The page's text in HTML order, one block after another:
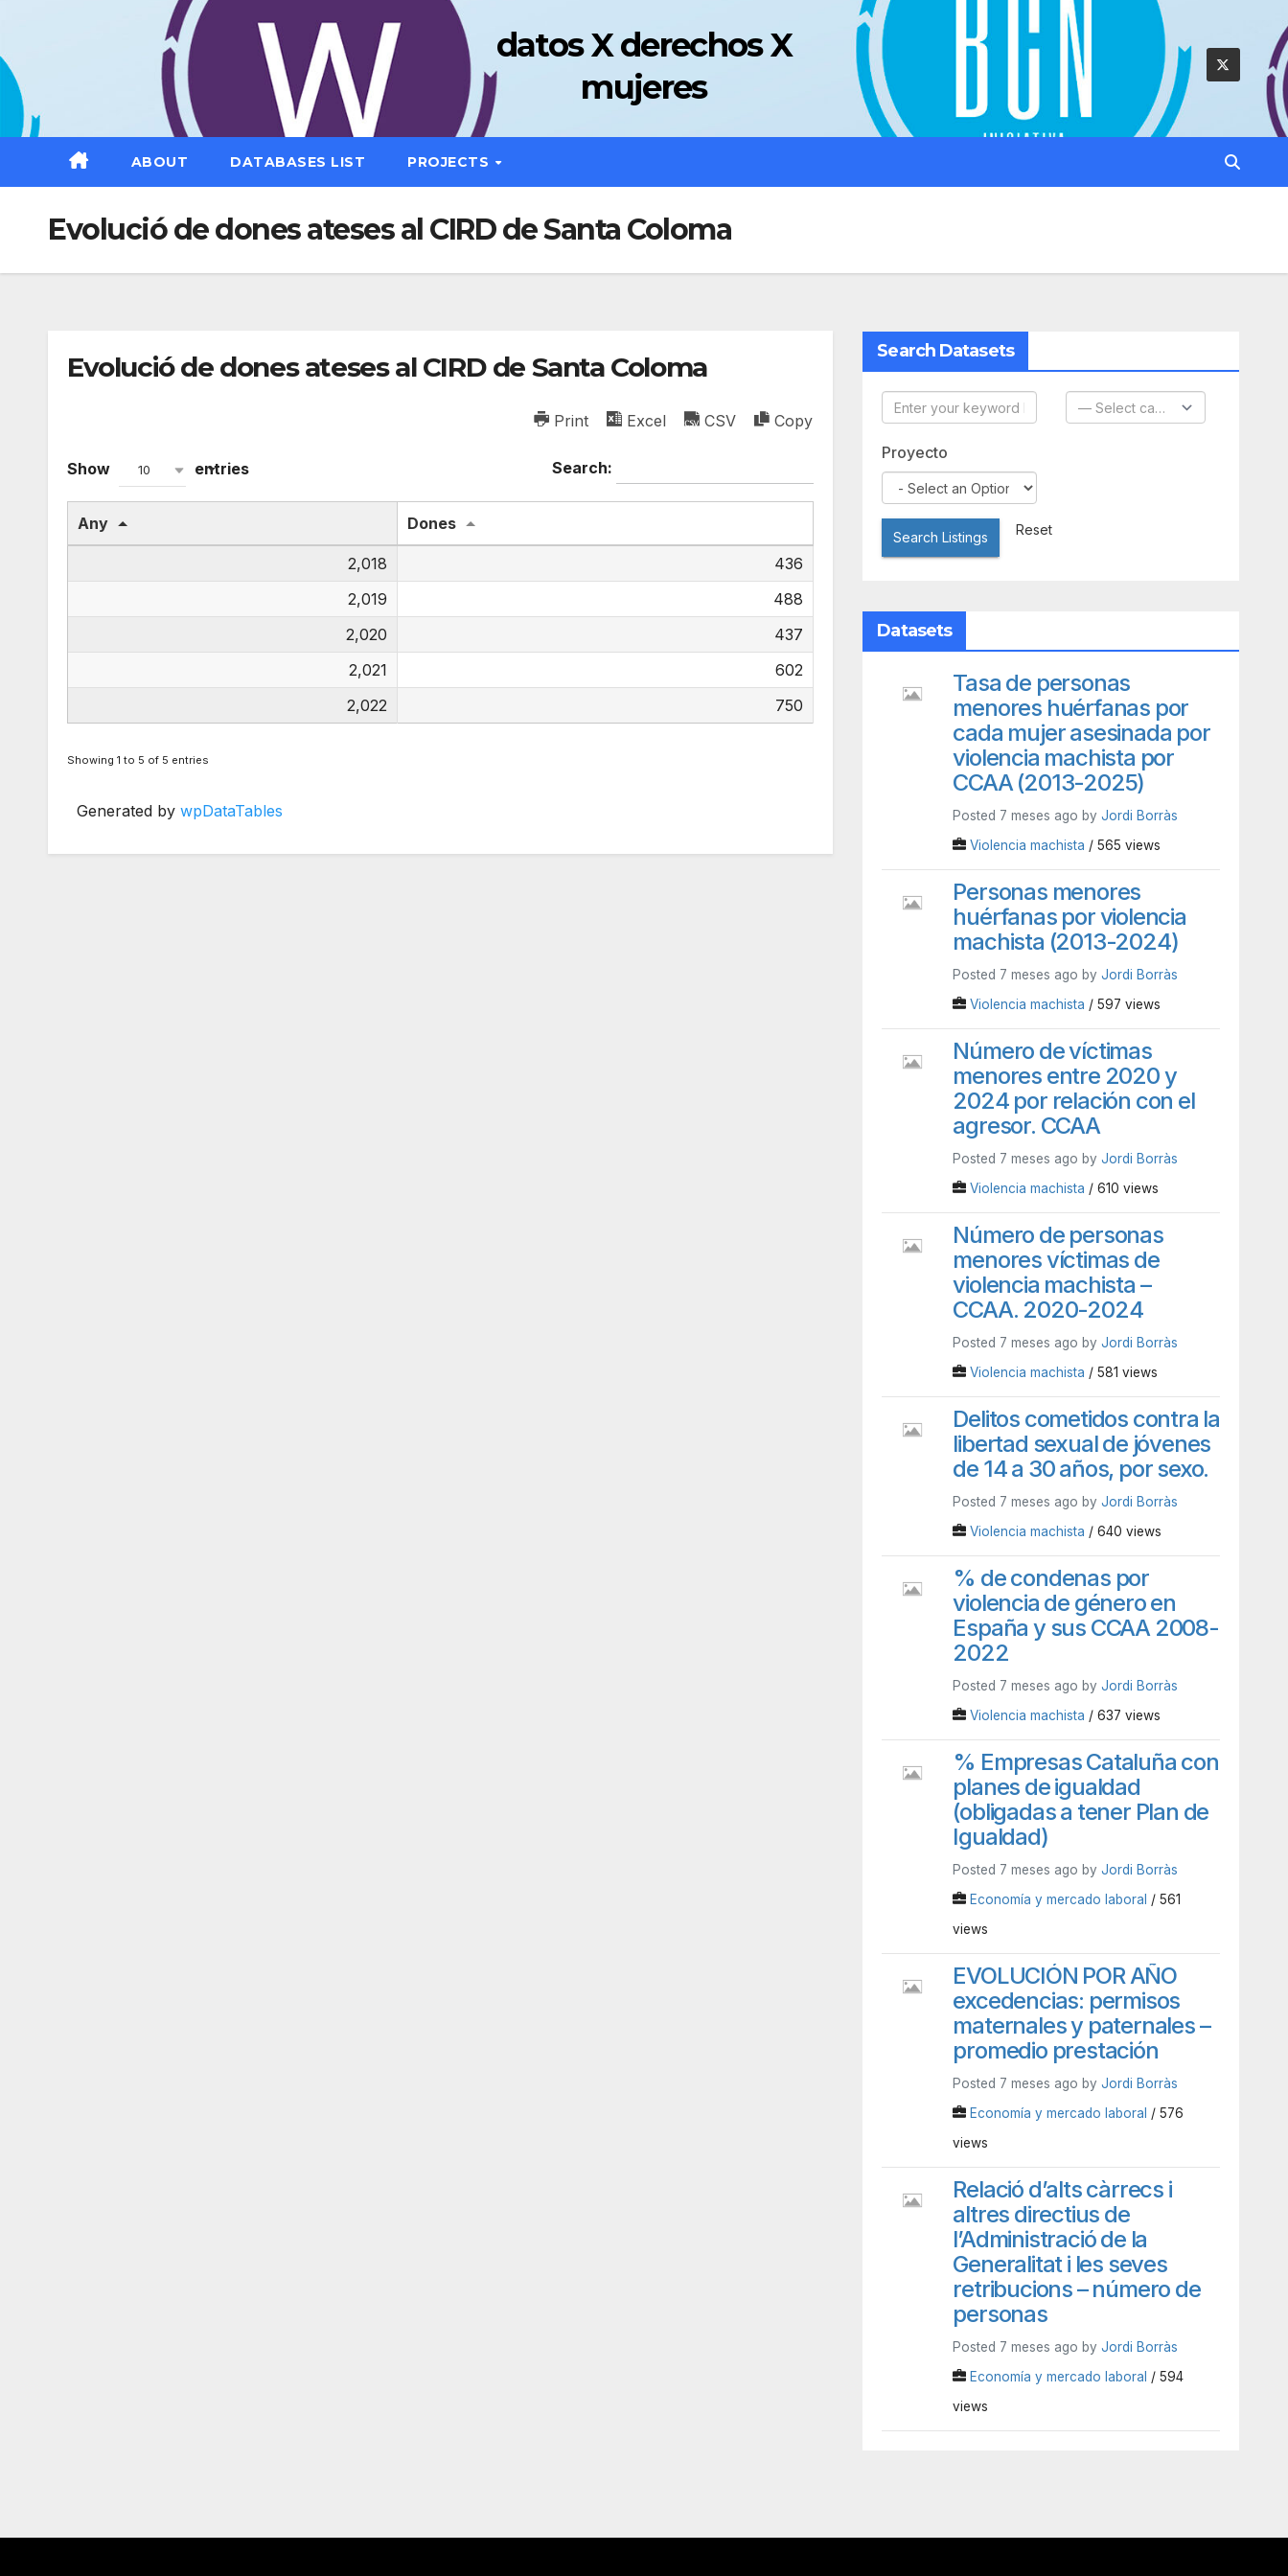
contenido
datos X derechos X
mujeres
ABOUT DATABASES LIST PROJECTS
Evolució de dones ateses al CIRD de Santa Coloma
Evolució de dones ateses al CIRD de Santa Coloma
Print Excel CSV Copy
Show 10 entries Search:
Any Dones
2,018
436
2,019
488
2,020
437
2,021
602
2,022
750
Showing 1 to 5 of 5 entries
Generated by wpDataTables
Search Datasets
Proyecto
Search Listings Reset
Datasets
Tasa de personas
menores huérfanas por
cada mujer asesinada por
violencia machista por
CCAA (2013-2025)
Posted 7 meses ago byJordi Borràs
Violencia machista / 565 views
Personas menores
huérfanas por violencia
machista (2013-2024)
Posted 7 meses ago byJordi Borràs
Violencia machista / 597 views
Número de víctimas
menores entre 2020 y
2024 por relación con el
agresor. CCAA
Posted 7 meses ago byJordi Borràs
Violencia machista / 610 views
Número de personas
menores víctimas de
violencia machista –
CCAA. 2020-2024
Posted 7 meses ago byJordi Borràs
Violencia machista / 581 views
Delitos cometidos contra la
libertad sexual de jóvenes
de 14 a 30 años, por sexo.
Posted 7 meses ago byJordi Borràs
Violencia machista / 640 views
% de condenas por
violencia de género en
España y sus CCAA 2008-
2022
Posted 7 meses ago byJordi Borràs
Violencia machista / 637 views
% Empresas Cataluña con
planes de igualdad
(obligadas a tener Plan de
Igualdad)
Posted 7 meses ago byJordi Borràs
Economía y mercado laboral / 561
views
EVOLUCIÓN POR AÑO
excedencias: permisos
maternales y paternales –
promedio prestación
Posted 7 meses ago byJordi Borràs
Economía y mercado laboral / 576
views
Relació d’alts càrrecs i
altres directius de
l’Administració de la
Generalitat i les seves
retribucions – número de
personas
Posted 7 meses ago byJordi Borràs
Economía y mercado laboral / 594
views